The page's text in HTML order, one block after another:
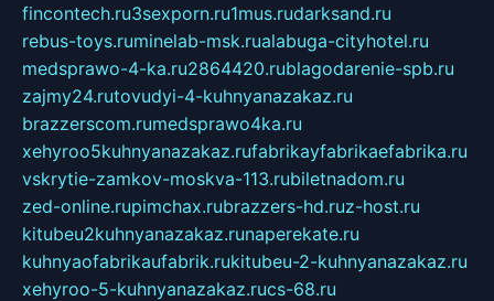
fincontech.ru3sexporn.ru1mus.rudarksand.ru
rebus-toys.ruminelab-msk.rualabuga-cityhotel.ru
medsprawo-4-ka.ru2864420.rublagodarenie-spb.ru
zajmy24.rutovudyi-4-kuhnyanazakaz.ru
brazzerscom.rumedsprawo4ka.ru
xehyroo5kuhnyanazakaz.rufabrikayfabrikaefabrika.ru
vskrytie-zamkov-moskva-113.rubiletnadom.ru
zed-online.rupimchax.rubrazzers-hd.ruz-host.ru
kitubeu2kuhnyanazakaz.runaperekate.ru
kuhnyaofabrikaufabrik.rukitubeu-2-kuhnyanazakaz.ru
xehyroo-5-kuhnyanazakaz.rucs-68.ru